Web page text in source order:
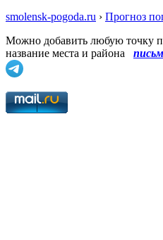
smolensk-pogoda.ru › Прогноз
Можно добавить любую точку
название места и района